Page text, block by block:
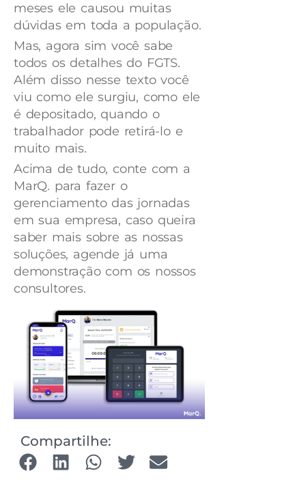
meses ele causou muitas
dúvidas em toda a população.
Mas, agora sim você sabe
todos os detalhes do FGTS.
Além disso nesse texto você
viu como ele surgiu, como ele
é depositado, quando o
trabalhador pode retirá-lo e
muito mais.
Acima de tudo, conte com a
MarQ. para fazer o
gerenciamento das jornadas
em sua empresa, caso queira
saber mais sobre as nossas
soluções, agende já uma
demonstração com os nossos
consultores.
Compartilhe: